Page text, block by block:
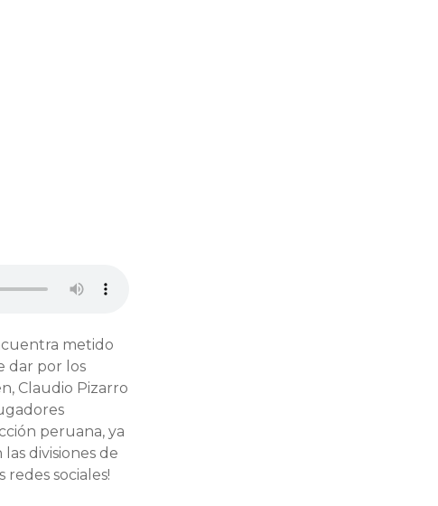
metido
dar por los
Claudio Pizarro
peruana, ya
divisiones de
sociales!